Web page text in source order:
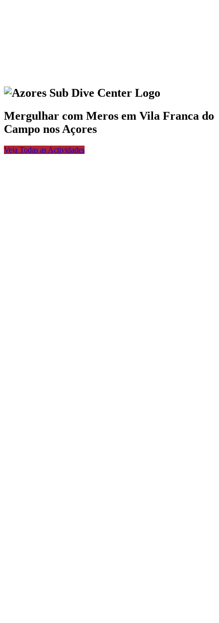
Mergulhar com Meros em Vila Franca do
Campo nos Açores
Veja Todas as Actividades